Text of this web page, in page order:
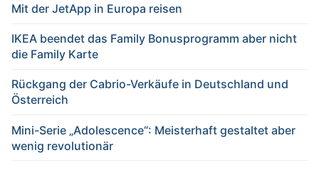
Mit der JetApp in Europa reisen
IKEA beendet das Family Bonusprogramm aber nicht
die Family Karte
Rückgang der Cabrio-Verkäufe in Deutschland und
Österreich
Mini-Serie „Adolescence“: Meisterhaft gestaltet aber
wenig revolutionär